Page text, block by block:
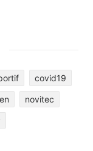
covid19
novitec